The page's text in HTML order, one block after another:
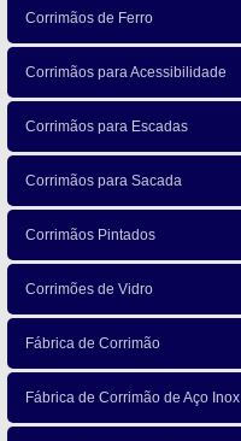
Corrimãos de Ferro
Corrimãos para Acessibilidade
Corrimãos para Escadas
Corrimãos para Sacada
Corrimãos Pintados
Corrimões de Vidro
Fábrica de Corrimão
Fábrica de Corrimão de Aço Inox